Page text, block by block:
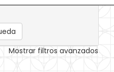
Mostrar filtros avanzados